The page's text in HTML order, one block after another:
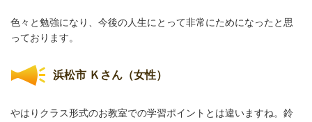
色々と勉強になり、今後の人生にとって非常にためになったと思
っております。
浜松市 Ｋさん（女性）
やはりクラス形式のお教室での学習ポイントとは違いますね。鈴